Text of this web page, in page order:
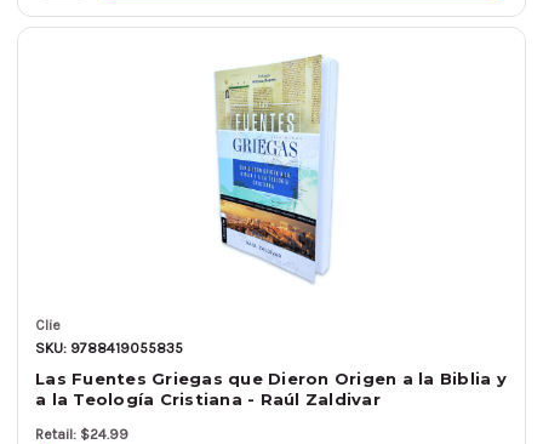
Clie
SKU: 9788419055835
Las Fuentes Griegas que Dieron Origen a la Biblia y
a la Teología Cristiana - Raúl Zaldivar
Retail: $24.99